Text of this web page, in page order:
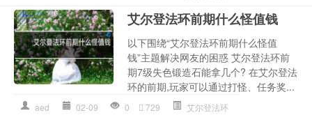
艾尔登法环前期什么怪值钱
以下围绕“艾尔登法环前期什么怪值
钱”主题解决网友的困惑 艾尔登法环前
期7级失色锻造石能拿几个? 在艾尔登法
环的前期,玩家可以通过打怪、任务奖...
aed 02-09 0 729 艾尔登法环